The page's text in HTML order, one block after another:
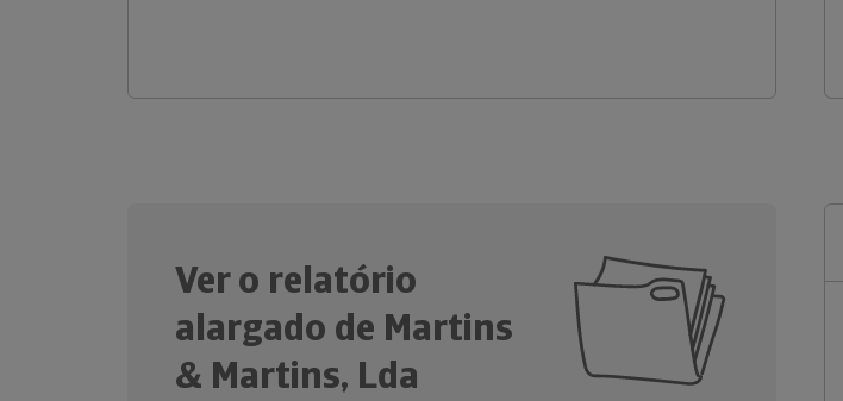
Ver o relatório
alargado de Martins
& Martins, Lda